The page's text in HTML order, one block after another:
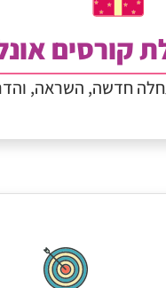
קורסים
חדשה, השראה,